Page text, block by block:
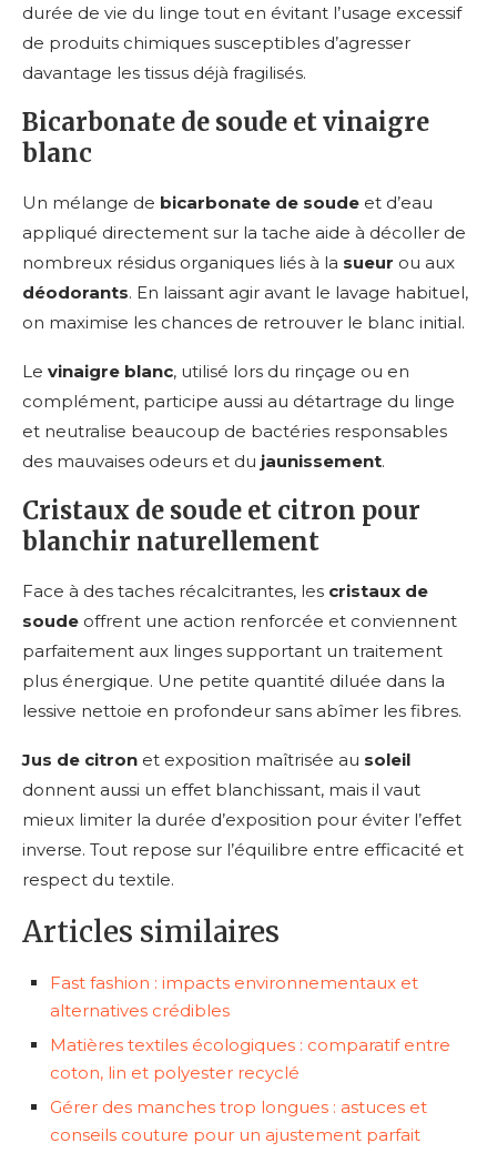
durée de vie du linge tout en évitant l’usage excessif
de produits chimiques susceptibles d’agresser
davantage les tissus déjà fragilisés.
Bicarbonate de soude et vinaigre
blanc
Un mélange de bicarbonate de soude et d’eau
appliqué directement sur la tache aide à décoller de
nombreux résidus organiques liés à la sueur ou aux
déodorants. En laissant agir avant le lavage habituel,
on maximise les chances de retrouver le blanc initial.
Le vinaigre blanc, utilisé lors du rinçage ou en
complément, participe aussi au détartrage du linge
et neutralise beaucoup de bactéries responsables
des mauvaises odeurs et du jaunissement.
Cristaux de soude et citron pour
blanchir naturellement
Face à des taches récalcitrantes, les cristaux de
soude offrent une action renforcée et conviennent
parfaitement aux linges supportant un traitement
plus énergique. Une petite quantité diluée dans la
lessive nettoie en profondeur sans abîmer les fibres.
Jus de citron et exposition maîtrisée au soleil
donnent aussi un effet blanchissant, mais il vaut
mieux limiter la durée d’exposition pour éviter l’effet
inverse. Tout repose sur l’équilibre entre efficacité et
respect du textile.
Articles similaires
Fast fashion : impacts environnementaux et
alternatives crédibles
Matières textiles écologiques : comparatif entre
coton, lin et polyester recyclé
Gérer des manches trop longues : astuces et
conseils couture pour un ajustement parfait